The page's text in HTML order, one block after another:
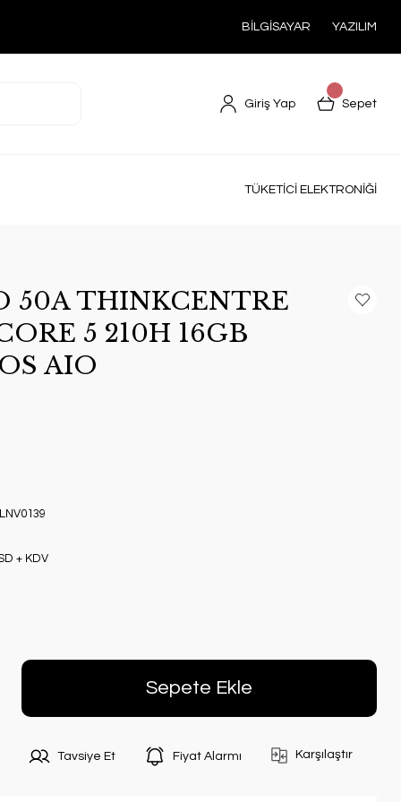
BİLGİSAYAR YAZILIM
Giriş Yap Sepet
TÜKETİCİ ELEKTRONİĞİ
50A THINKCENTRE
5 210H 16GB
AIO
+ KDV
Sepete Ekle
Tavsiye Et Fiyat Alarmı Karşılaştır